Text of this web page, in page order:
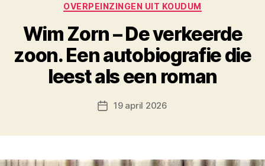
OVERPEINZINGEN UIT KOUDUM
Wim Zorn – De verkeerde
zoon. Een autobiografie die
leest als een roman
Berichtdatum
19 april 2026